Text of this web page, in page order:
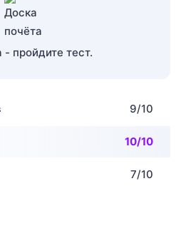
пройдите тест.
9/10
10/10
7/10